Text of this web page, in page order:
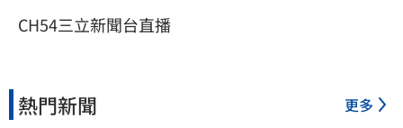
CH54三立新聞台直播
熱門新聞 更多